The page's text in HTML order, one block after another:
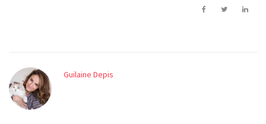
Guilaine Depis